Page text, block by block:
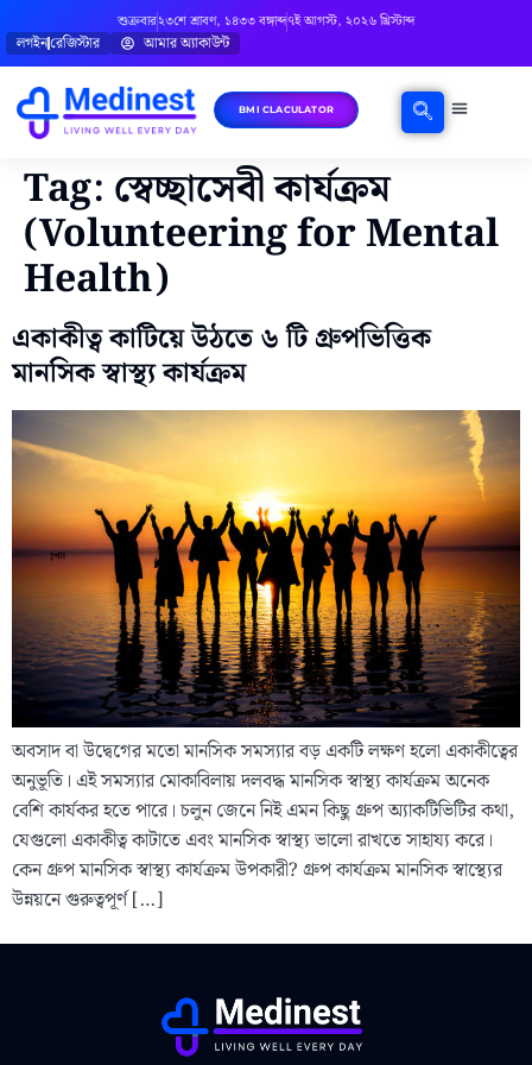
শুক্রবার২৩শে শ্রাবণ, ১৪৩৩ বঙ্গাব্দ৭ই আগস্ট, ২০২৬ খ্রিস্টাব্দ
লগইনরেজিস্টার আমার অ্যাকাউন্ট
BMI CLACULATOR
Tag: স্বেচ্ছাসেবী কার্যক্রম
(Volunteering for Mental
Health)
একাকীত্ব কাটিয়ে উঠতে ৬ টি গ্রুপভিত্তিক
মানসিক স্বাস্থ্য কার্যক্রম
অবসাদ বা উদ্বেগের মতো মানসিক সমস্যার বড় একটি লক্ষণ হলো একাকীত্বের
অনুভূতি। এই সমস্যার মোকাবিলায় দলবদ্ধ মানসিক স্বাস্থ্য কার্যক্রম অনেক
বেশি কার্যকর হতে পারে। চলুন জেনে নিই এমন কিছু গ্রুপ অ্যাকটিভিটির কথা,
যেগুলো একাকীত্ব কাটাতে এবং মানসিক স্বাস্থ্য ভালো রাখতে সাহায্য করে।
কেন গ্রুপ মানসিক স্বাস্থ্য কার্যক্রম উপকারী? গ্রুপ কার্যক্রম মানসিক স্বাস্থ্যের
উন্নয়নে গুরুত্বপূর্ণ […]